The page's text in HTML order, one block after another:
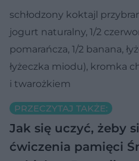
schłodzony koktajl
jogurt naturalny, 1/2
pomarańcza, 1/2 banana,
łyżeczka miodu), kromka
i twarożkiem
PRZECZYTAJ TAKŻE:
Jak się uczyć, żeby
ćwiczenia pamięci